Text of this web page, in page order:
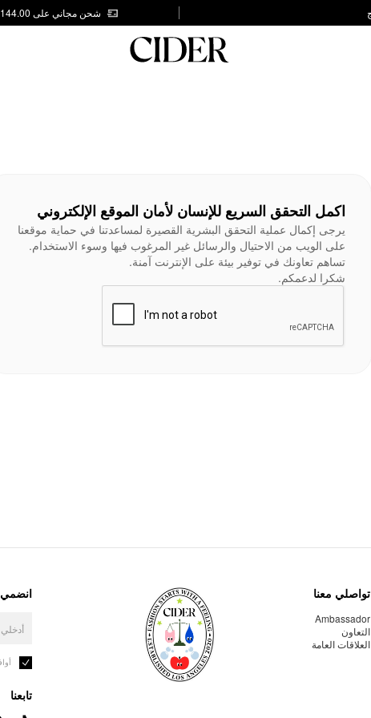
شحن مجاني على AED 144.00
اكمل التحقق السريع للإنسان لأمان الموقع الإلكتروني
يرجى إكمال عملية التحقق البشرية القصيرة لمساعدتنا في حماية موقعنا
على الويب من الاحتيال والرسائل غير المرغوب فيها وسوء الاستخدام.
تساهم تعاونك في توفير بيئة على الإنترنت آمنة.
شكرا لدعمكم.
تواصلي معنا
Ambassador
التعاون
العلاقات العامة
انضمي
تابعنا